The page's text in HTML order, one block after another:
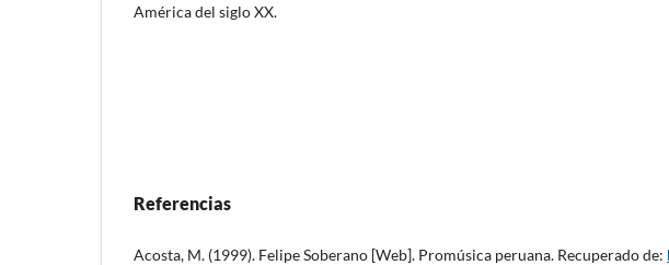
América del siglo XX.
Referencias
Acosta, M. (1999). Felipe Soberano [Web]. Promúsica peruana. Recuperado de: